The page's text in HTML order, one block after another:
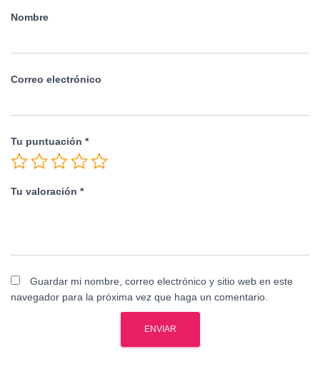
Nombre
Correo electrónico
Tu puntuación *
Tu valoración *
Guardar mi nombre, correo electrónico y sitio web en este
navegador para la próxima vez que haga un comentario.